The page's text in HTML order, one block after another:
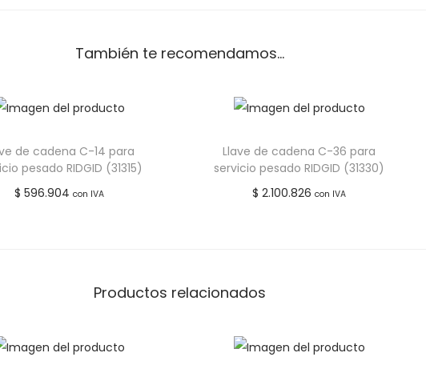
También te recomendamos…
de cadena C-14 para
pesado RIDGID (31315)
$ 596.904 con IVA
Llave de cadena C-36 para
servicio pesado RIDGID (31330)
$ 2.100.826 con IVA
Productos relacionados